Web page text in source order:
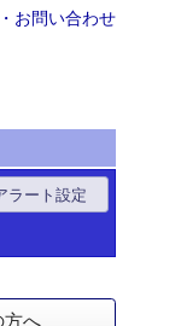
お問い合わせ
ラート設定
方へ